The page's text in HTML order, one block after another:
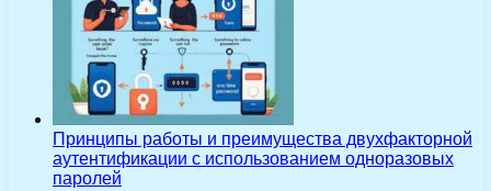
Принципы работы и преимущества двухфакторной
аутентификации с использованием одноразовых
паролей